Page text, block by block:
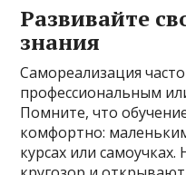
Развивайте
знания
Самореализация часто
профессиональным
Помните, что
комфортно:
курсах или